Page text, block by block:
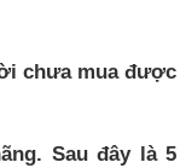
chưa mua được
Sau đây là 5